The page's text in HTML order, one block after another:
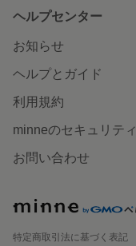
ヘルプセンター
お知らせ
ヘルプとガイド
利用規約
minneのセキュリティ
お問い合わせ
特定商取引法に基づく表記